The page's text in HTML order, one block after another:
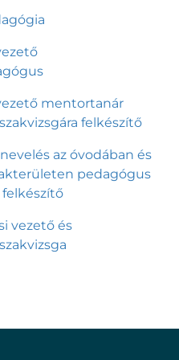
mentortanár
felkészítő
az óvodában és
pedagógus
felkészítő
vezető és